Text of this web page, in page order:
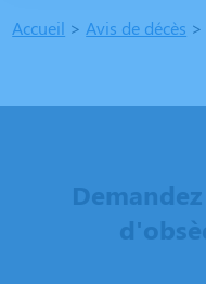
Accueil > Avis de décès >